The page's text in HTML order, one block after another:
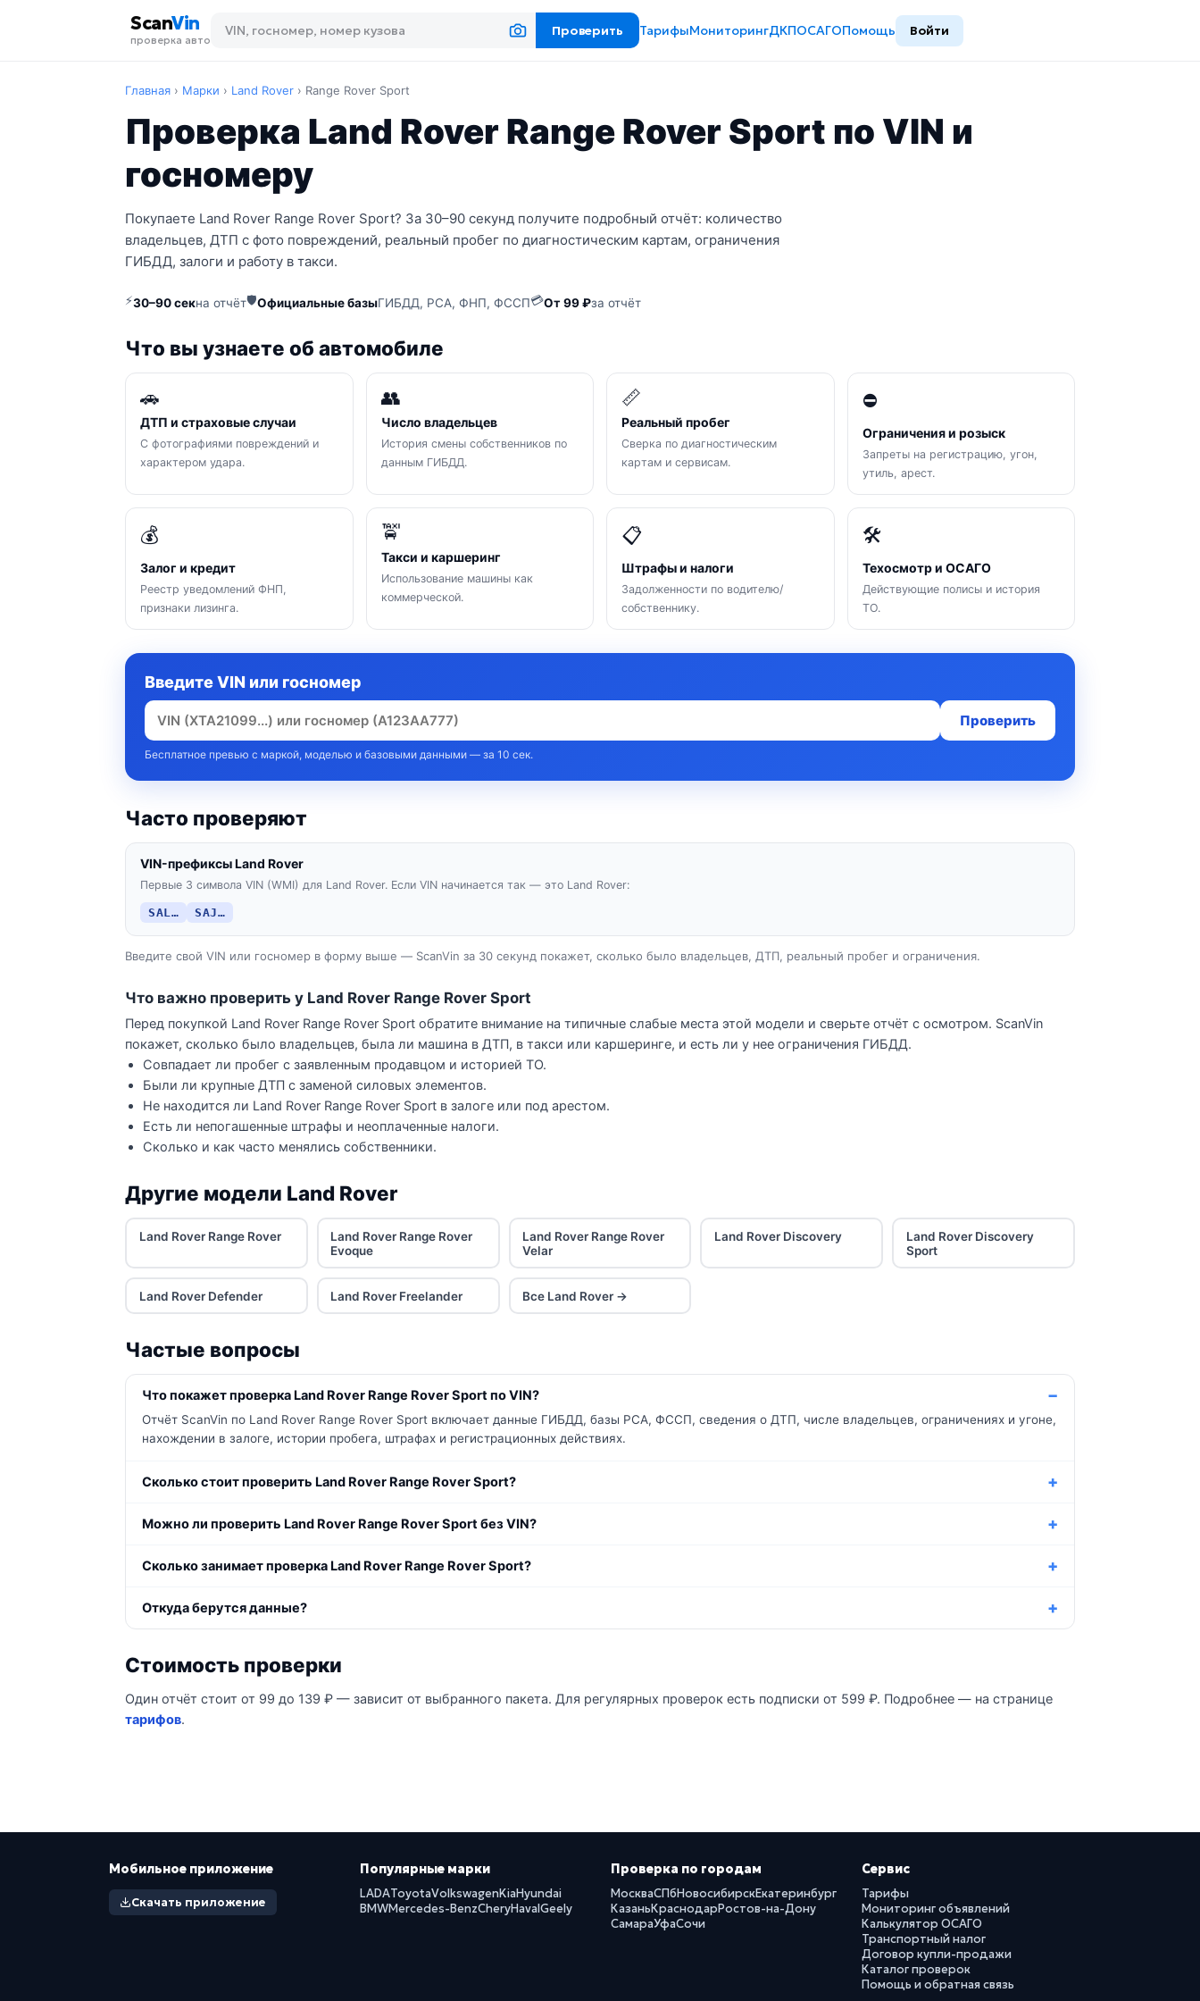
ScanVin
проверка авто
Проверить ТарифыМониторингДКПОСАГОПомощь Войти
Главная › Марки › Land Rover › Range Rover Sport
Проверка Land Rover Range Rover Sport по VIN и
госномеру
Покупаете Land Rover Range Rover Sport? За 30–90 секунд получите подробный отчёт: количество
владельцев, ДТП с фото повреждений, реальный пробег по диагностическим картам, ограничения
ГИБДД, залоги и работу в такси.
⚡30–90 секна отчёт🛡Официальные базыГИБДД, РСА, ФНП, ФССП💳От 99 ₽за отчёт
Что вы узнаете об автомобиле
🚗
ДТП и страховые случаи
С фотографиями повреждений и
характером удара.
👥
Число владельцев
История смены собственников по
данным ГИБДД.
📏
Реальный пробег
Сверка по диагностическим
картам и сервисам.
⛔
Ограничения и розыск
Запреты на регистрацию, угон,
утиль, арест.
💰
Залог и кредит
Реестр уведомлений ФНП,
признаки лизинга.
🚖
Такси и каршеринг
Использование машины как
коммерческой.
📋
Штрафы и налоги
Задолженности по водителю/
собственнику.
🛠
Техосмотр и ОСАГО
Действующие полисы и история
ТО.
Введите VIN или госномер
Проверить
Бесплатное превью с маркой, моделью и базовыми данными — за 10 сек.
Часто проверяют
VIN-префиксы Land Rover
Первые 3 символа VIN (WMI) для Land Rover. Если VIN начинается так — это Land Rover:
SAL… SAJ…
Введите свой VIN или госномер в форму выше — ScanVin за 30 секунд покажет, сколько было владельцев, ДТП, реальный пробег и ограничения.
Что важно проверить у Land Rover Range Rover Sport
Перед покупкой Land Rover Range Rover Sport обратите внимание на типичные слабые места этой модели и сверьте отчёт с осмотром. ScanVin
покажет, сколько было владельцев, была ли машина в ДТП, в такси или каршеринге, и есть ли у нее ограничения ГИБДД.
Совпадает ли пробег с заявленным продавцом и историей ТО.
Были ли крупные ДТП с заменой силовых элементов.
Не находится ли Land Rover Range Rover Sport в залоге или под арестом.
Есть ли непогашенные штрафы и неоплаченные налоги.
Сколько и как часто менялись собственники.
Другие модели Land Rover
Land Rover Range Rover
Land Rover Range Rover
Evoque
Land Rover Range Rover
Velar
Land Rover Discovery
Land Rover Discovery
Sport
Land Rover Defender Land Rover Freelander Все Land Rover →
Частые вопросы
Что покажет проверка Land Rover Range Rover Sport по VIN?
Отчёт ScanVin по Land Rover Range Rover Sport включает данные ГИБДД, базы РСА, ФССП, сведения о ДТП, числе владельцев, ограничениях и угоне,
нахождении в залоге, истории пробега, штрафах и регистрационных действиях.
Сколько стоит проверить Land Rover Range Rover Sport?
Можно ли проверить Land Rover Range Rover Sport без VIN?
Сколько занимает проверка Land Rover Range Rover Sport?
Откуда берутся данные?
Стоимость проверки
Один отчёт стоит от 99 до 139 ₽ — зависит от выбранного пакета. Для регулярных проверок есть подписки от 599 ₽. Подробнее — на странице
тарифов.
Мобильное приложение
Скачать приложение
Популярные марки
LADAToyotaVolkswagenKiaHyundai
BMWMercedes-BenzCheryHavalGeely
Проверка по городам
МоскваСПбНовосибирскЕкатеринбург
КазаньКраснодарРостов-на-Дону
СамараУфаСочи
Сервис
Тарифы
Мониторинг объявлений
Калькулятор ОСАГО
Транспортный налог
Договор купли-продажи
Каталог проверок
Помощь и обратная связь